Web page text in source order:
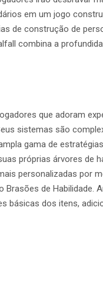
em um jogo
de construção de
combina a
que adoram
sistemas são
gama de
próprias árvores de
personalizadas por
Brasões de Habilidade.
básicas dos itens,